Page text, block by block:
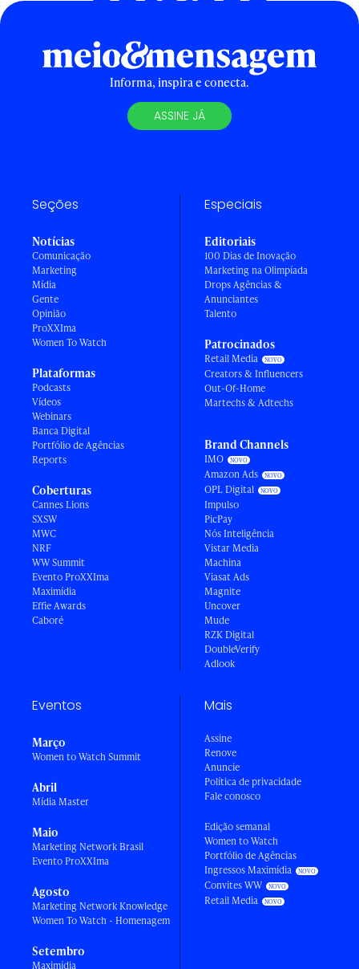
Informa, inspira e conecta.
ASSINE JÁ
Seções
Notícias
Comunicação
Marketing
Mídia
Gente
Opinião
ProXXIma
Women To Watch
Plataformas
Podcasts
Vídeos
Webinars
Banca Digital
Portfólio de Agências
Reports
Coberturas
Cannes Lions
SXSW
MWC
NRF
WW Summit
Evento ProXXIma
Maximídia
Effie Awards
Caboré
Especiais
Editoriais
100 Dias de Inovação
Marketing na Olimpíada
Drops Agências &
Anunciantes
Talento
Patrocinados
Retail Media
Creators & Influencers
Out-Of-Home
Martechs & Adtechs
Brand Channels
IMO
Amazon Ads
OPL Digital
Impulso
PicPay
Nós Inteligência
Vistar Media
Machina
Viasat Ads
Magnite
Uncover
Mude
RZK Digital
DoubleVerify
Adlook
Eventos
Março
Women to Watch Summit
Abril
Mídia Master
Maio
Marketing Network Brasil
Evento ProXXIma
Agosto
Marketing Network Knowledge
Women To Watch - Homenagem
Setembro
Maximídia
Mais
Assine
Renove
Anuncie
Política de privacidade
Fale conosco
Edição semanal
Women to Watch
Portfólio de Agências
Ingressos Maximídia
Convites WW
Retail Media